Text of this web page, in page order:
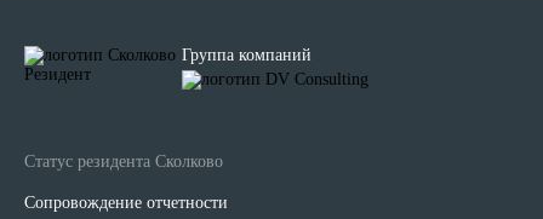
Группа компаний
Статус резидента Сколково
Сопровождение отчетности